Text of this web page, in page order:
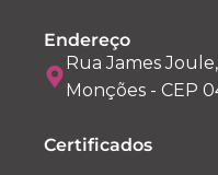
Endereço
Rua James Joule,
Monções - CEP
Certificados